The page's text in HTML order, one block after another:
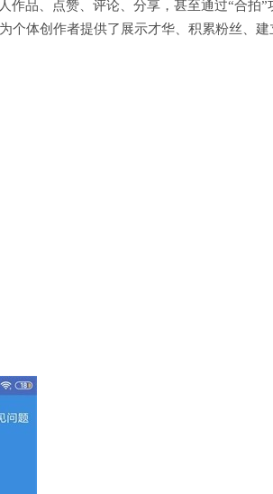
作品、点赞、评论、分享，甚至通过“合拍”
个体创作者提供了展示才华、积累粉丝、建